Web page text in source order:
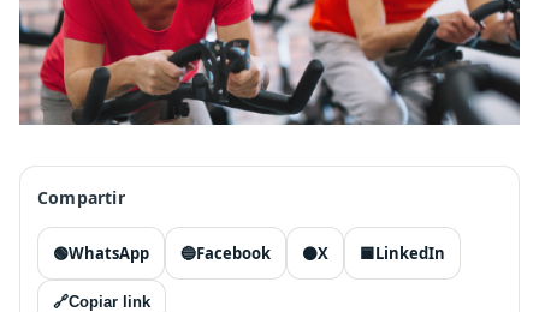
Compartir
🟢WhatsApp 🔵Facebook ⚫X 🟦LinkedIn
🔗Copiar link